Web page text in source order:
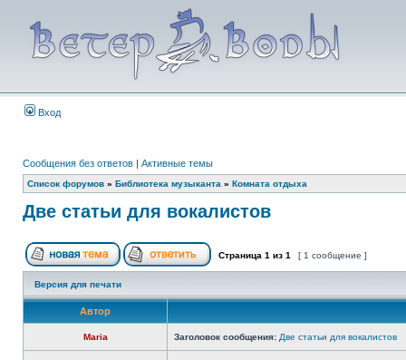
Вход
Сообщения без ответов | Активные темы
Список форумов » Библиотека музыканта » Комната отдыха
Две статьи для вокалистов
Страница 1 из 1 [ 1 сообщение ]
Версия для печати
Автор
Maria Заголовок сообщения: Две статьи для вокалистов